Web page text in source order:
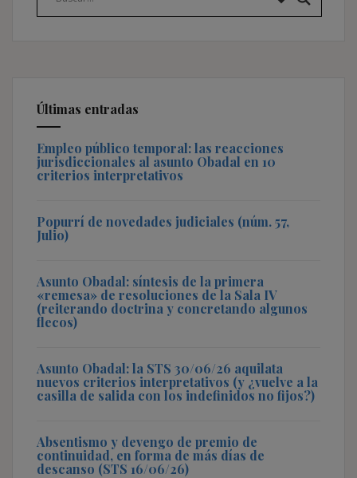
Últimas entradas
Empleo público temporal: las reacciones
jurisdiccionales al asunto Obadal en 10
criterios interpretativos
Popurrí de novedades judiciales (núm. 57,
Julio)
Asunto Obadal: síntesis de la primera
«remesa» de resoluciones de la Sala IV
(reiterando doctrina y concretando algunos
flecos)
Asunto Obadal: la STS 30/06/26 aquilata
nuevos criterios interpretativos (y ¿vuelve a la
casilla de salida con los indefinidos no fijos?)
Absentismo y devengo de premio de
continuidad, en forma de más días de
descanso (STS 16/06/26)